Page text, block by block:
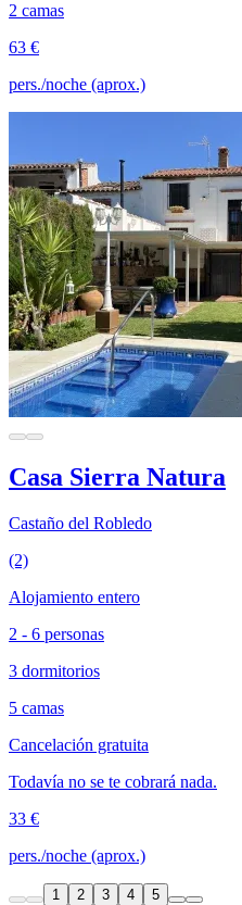
2 camas
63 €
pers./noche (aprox.)
Casa Sierra Natura
Castaño del Robledo
(2)
Alojamiento entero
2 - 6 personas
3 dormitorios
5 camas
Cancelación gratuita
Todavía no se te cobrará nada.
33 €
pers./noche (aprox.)
1 2 3 4 5